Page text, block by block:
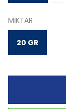
MİKTAR
20 GR